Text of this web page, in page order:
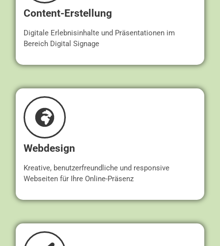
Content-Erstellung
Digitale Erlebnisinhalte und Präsentationen im
Bereich Digital Signage
Webdesign
Kreative, benutzerfreundliche und responsive
Webseiten für Ihre Online-Präsenz